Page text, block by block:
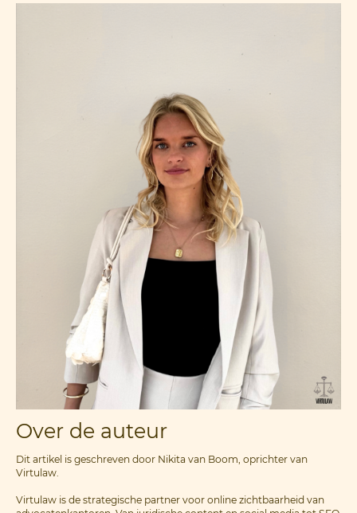
Over de auteur
Dit artikel is geschreven door Nikita van Boom, oprichter van
Virtulaw.
Virtulaw is de strategische partner voor online zichtbaarheid van